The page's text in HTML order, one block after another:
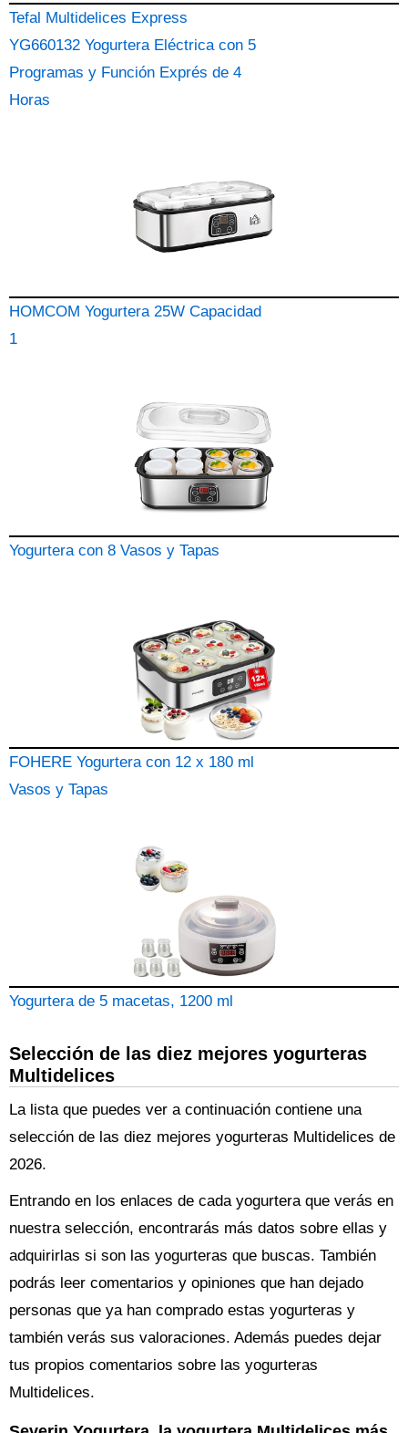
Tefal Multidelices Express
YG660132 Yogurtera Eléctrica con 5
Programas y Función Exprés de 4
Horas
HOMCOM Yogurtera 25W Capacidad
1
Yogurtera con 8 Vasos y Tapas
FOHERE Yogurtera con 12 x 180 ml
Vasos y Tapas
Yogurtera de 5 macetas, 1200 ml
Selección de las diez mejores yogurteras
Multidelices
La lista que puedes ver a continuación contiene una
selección de las diez mejores yogurteras Multidelices de
2026.
Entrando en los enlaces de cada yogurtera que verás en
nuestra selección, encontrarás más datos sobre ellas y
adquirirlas si son las yogurteras que buscas. También
podrás leer comentarios y opiniones que han dejado
personas que ya han comprado estas yogurteras y
también verás sus valoraciones. Además puedes dejar
tus propios comentarios sobre las yogurteras
Multidelices.